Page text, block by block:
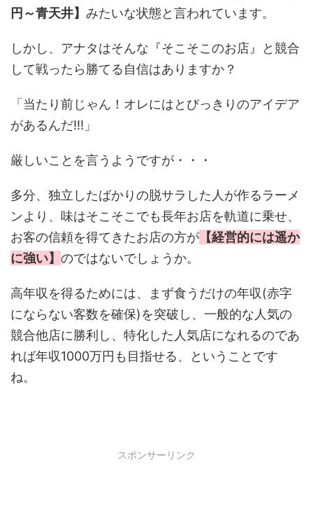
円～青天井】 みたいな状態と言われています。
しかし、アナタはそんな『そこそこのお店』と競合
して戦ったら勝てる自信はありますか？
「当たり前じゃん！オレにはとびっきりのアイデア
があるんだ!!!」
厳しいことを言うようですが・・・
多分、独立したばかりの脱サラした人が作るラーメ
ンより、味はそこそこでも長年お店を軌道に乗せ、
お客の信頼を得てきたお店の方が 【経営的には遥か
に強い】 のではないでしょうか。
高年収を得るためには、まず食うだけの年収(赤字
にならない客数を確保)を突破し、一般的な人気の
競合他店に勝利し、特化した人気店になれるのであ
れば年収1000万円も目指せる、ということです
ね。
スポンサーリンク